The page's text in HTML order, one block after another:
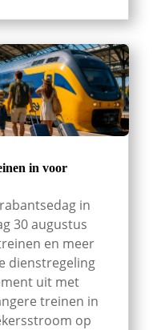
in voor
in
30 augustus
en meer
dienstregeling
uit met
treinen in
op